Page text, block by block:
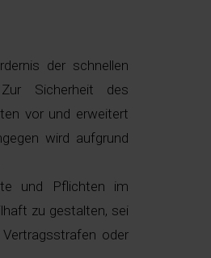
der schnellen
Sicherheit des
vor und erweitert
wird aufgrund
und Pflichten im
zu gestalten, sei
oder